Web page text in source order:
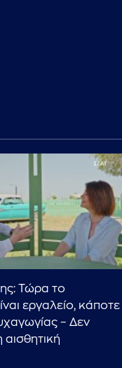
Τώρα το
εργαλείο, κάποτε
– Δεν
αισθητική